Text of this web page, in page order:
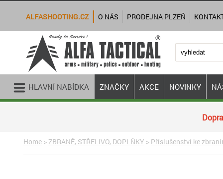
Home > ZBRANĚ, STŘELIVO, DOPLŇKY > Příslušenství ke
HLAVNÍ NABÍDKA ZNAČKY AKCE NOVINKY
ALFASHOOTING.CZ O NÁS PRODEJNA PLZEŇ